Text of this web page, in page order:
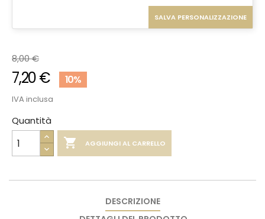
SALVA PERSONALIZZAZIONE
8,00 €
7,20 € 10%
IVA inclusa
Quantità
 AGGIUNGI AL CARRELLO
DESCRIZIONE